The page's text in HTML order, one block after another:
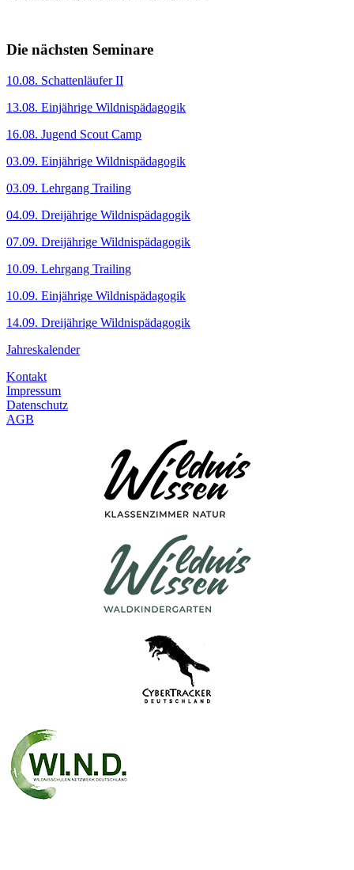
Die nächsten Seminare
10.08. Schattenläufer II
13.08. Einjährige Wildnispädagogik
16.08. Jugend Scout Camp
03.09. Einjährige Wildnispädagogik
03.09. Lehrgang Trailing
04.09. Dreijährige Wildnispädagogik
07.09. Dreijährige Wildnispädagogik
10.09. Lehrgang Trailing
10.09. Einjährige Wildnispädagogik
14.09. Dreijährige Wildnispädagogik
Jahreskalender
Kontakt
Impressum
Datenschutz
AGB